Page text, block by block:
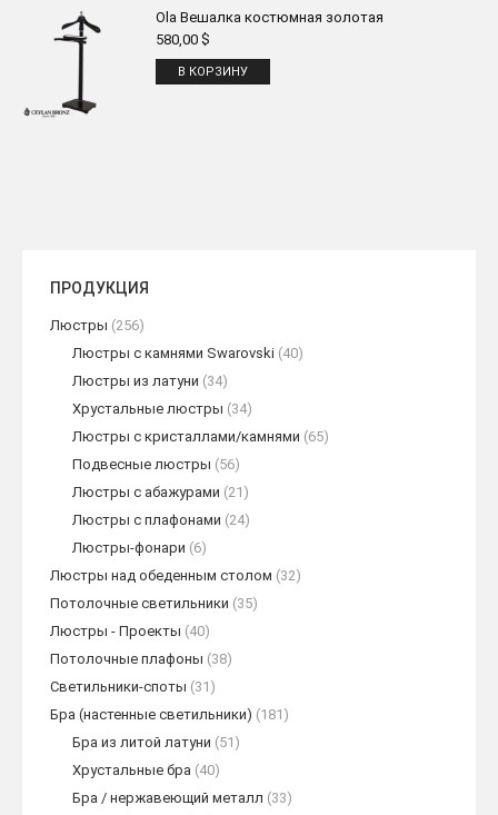
Ola Вешалка костюмная золотая
580,00 $
В КОРЗИНУ
ПРОДУКЦИЯ
Люстры (256)
Люстры с камнями Swarovski (40)
Люстры из латуни (34)
Хрустальные люстры (34)
Люстры с кристаллами/камнями (65)
Подвесные люстры (56)
Люстры с абажурами (21)
Люстры с плафонами (24)
Люстры-фонари (6)
Люстры над обеденным столом (32)
Потолочные светильники (35)
Люстры - Проекты (40)
Потолочные плафоны (38)
Светильники-споты (31)
Бра (настенные светильники) (181)
Бра из литой латуни (51)
Хрустальные бра (40)
Бра / нержавеющий металл (33)